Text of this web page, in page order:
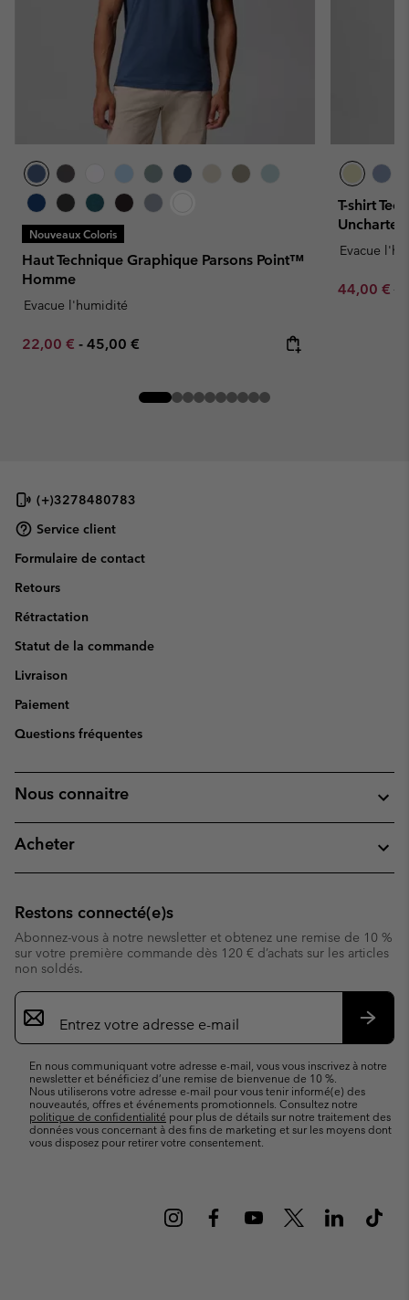
Nouveaux Coloris
Haut Technique Graphique Parsons Point™
Homme
Evacue l'humidité
Minimum sale price:
22,00 € - Maximum price:
45,00 €
T-shirt
Evacue
Sale price:
44,00 €
(+)3278480783
Service client
Formulaire de contact
Retours
Rétractation
Statut de la commande
Livraison
Paiement
Questions fréquentes
Nous connaitre
Acheter
Restons connecté(e)s
Abonnez-vous à notre newsletter et obtenez une remise de 10 %
sur votre première commande dès 120 € d’achats sur les articles
non soldés.
Inscription
par
e-
En nous communiquant votre adresse e-mail, vous vous inscrivez à notre
newsletter et bénéficiez d’une remise de bienvenue de 10 %.
Nous utiliserons votre adresse e-mail pour vous tenir informé(e) des
nouveautés, offres et événements promotionnels. Consultez notre
politique de confidentialité pour plus de détails sur notre traitement des
données vous concernant à des fins de marketing et sur les moyens dont
vous disposez pour retirer votre consentement.